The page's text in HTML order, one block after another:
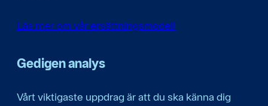
Läs mer om vår ersättningsmodell
Gedigen analys
Vårt viktigaste uppdrag är att du ska känna dig